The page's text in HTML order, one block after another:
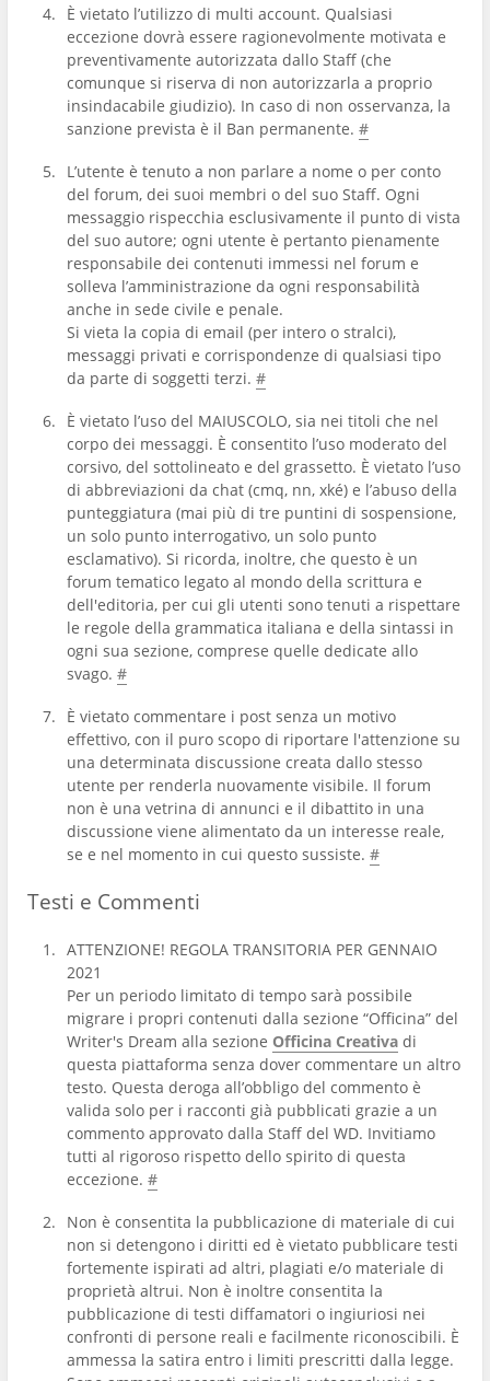
È vietato l’utilizzo di multi account. Qualsiasi
eccezione dovrà essere ragionevolmente motivata e
preventivamente autorizzata dallo Staff (che
comunque si riserva di non autorizzarla a proprio
insindacabile giudizio). In caso di non osservanza, la
sanzione prevista è il Ban permanente. #
L’utente è tenuto a non parlare a nome o per conto
del forum, dei suoi membri o del suo Staff. Ogni
messaggio rispecchia esclusivamente il punto di vista
del suo autore; ogni utente è pertanto pienamente
responsabile dei contenuti immessi nel forum e
solleva l’amministrazione da ogni responsabilità
anche in sede civile e penale.
Si vieta la copia di email (per intero o stralci),
messaggi privati e corrispondenze di qualsiasi tipo
da parte di soggetti terzi. #
È vietato l’uso del MAIUSCOLO, sia nei titoli che nel
corpo dei messaggi. È consentito l’uso moderato del
corsivo, del sottolineato e del grassetto. È vietato l’uso
di abbreviazioni da chat (cmq, nn, xké) e l’abuso della
punteggiatura (mai più di tre puntini di sospensione,
un solo punto interrogativo, un solo punto
esclamativo). Si ricorda, inoltre, che questo è un
forum tematico legato al mondo della scrittura e
dell'editoria, per cui gli utenti sono tenuti a rispettare
le regole della grammatica italiana e della sintassi in
ogni sua sezione, comprese quelle dedicate allo
svago. #
È vietato commentare i post senza un motivo
effettivo, con il puro scopo di riportare l'attenzione su
una determinata discussione creata dallo stesso
utente per renderla nuovamente visibile. Il forum
non è una vetrina di annunci e il dibattito in una
discussione viene alimentato da un interesse reale,
se e nel momento in cui questo sussiste. #
Testi e Commenti
ATTENZIONE! REGOLA TRANSITORIA PER GENNAIO
2021
Per un periodo limitato di tempo sarà possibile
migrare i propri contenuti dalla sezione “Officina” del
Writer's Dream alla sezione Officina Creativa di
questa piattaforma senza dover commentare un altro
testo. Questa deroga all’obbligo del commento è
valida solo per i racconti già pubblicati grazie a un
commento approvato dalla Staff del WD. Invitiamo
tutti al rigoroso rispetto dello spirito di questa
eccezione. #
Non è consentita la pubblicazione di materiale di cui
non si detengono i diritti ed è vietato pubblicare testi
fortemente ispirati ad altri, plagiati e/o materiale di
proprietà altrui. Non è inoltre consentita la
pubblicazione di testi diffamatori o ingiuriosi nei
confronti di persone reali e facilmente riconoscibili. È
ammessa la satira entro i limiti prescritti dalla legge.